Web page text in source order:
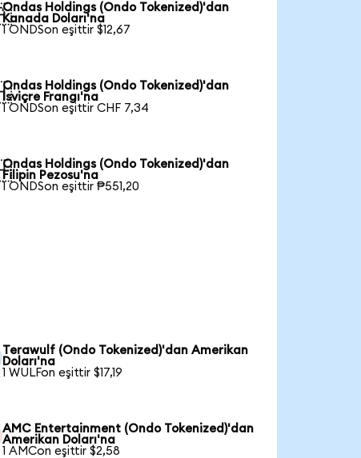
Ondas Holdings (Ondo Tokenized)'dan
Kanada Doları'na
1 ONDSon eşittir $12,67
Ondas Holdings (Ondo Tokenized)'dan
İsviçre Frangı'na
1 ONDSon eşittir CHF 7,34
Ondas Holdings (Ondo Tokenized)'dan
Filipin Pezosu'na
1 ONDSon eşittir ₱551,20
Terawulf (Ondo Tokenized)'dan Amerikan
Doları'na
1 WULFon eşittir $17,19
AMC Entertainment (Ondo Tokenized)'dan
Amerikan Doları'na
1 AMCon eşittir $2,58